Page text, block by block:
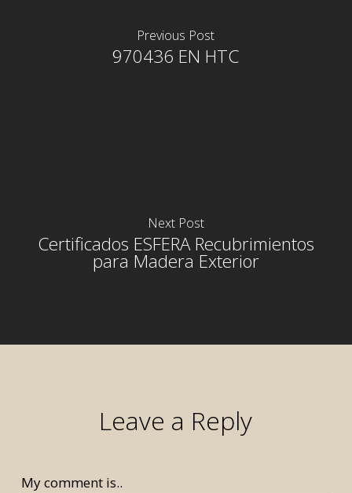
Previous Post
970436 EN HTC
Next Post
Certificados ESFERA Recubrimientos
para Madera Exterior
Leave a Reply
My comment is..